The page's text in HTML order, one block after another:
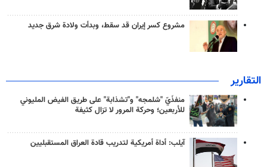
مشروع كسر إيران قد سقط، وبدأت ولادة شرق جديد
التقارير
منفذَيّ "شلمجه" و"تشذابة" على طريق الفيض المليوني
للأربعين؛ وحركة المرور لا تزال كثيفة
آيلب: أداة أمريكية لتدريب قادة العراق المستقبليين